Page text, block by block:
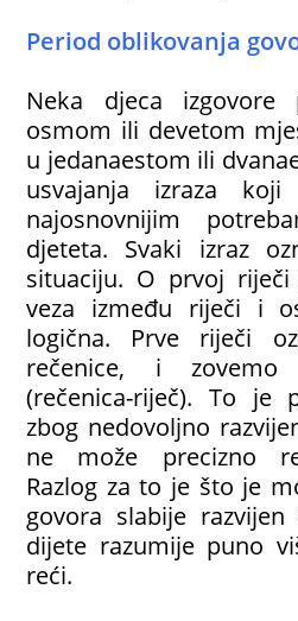
Period oblikovanja
Neka djeca
osmom ili devetom
u jedanaestom ili
usvajanja izraza
najosnovnijim
djeteta. Svaki izraz
situaciju. O prvoj
veza između riječi i
logična. Prve riječi
rečenice, i zovemo
(rečenica-riječ). To je
zbog nedovoljno
ne može precizno
Razlog za to je što je
govora slabije
dijete razumije puno
reći.